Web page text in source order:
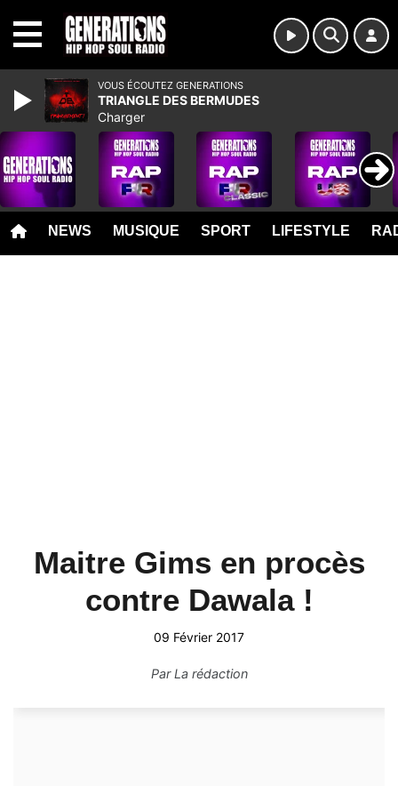
NEWS MUSIQUE SPORT LIFESTYLE
Maitre Gims en procès
contre Dawala !
09 Février 2017
ParLa rédaction
VOUS ÉCOUTEZ GENERATIONS
TRIANGLE DES BERMUDES
Charger